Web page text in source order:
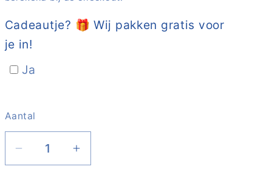
Cadeautje? 🎁 Wij pakken gratis voor
je in!
Ja
Aantal
Aantal
Aantal
Aantal